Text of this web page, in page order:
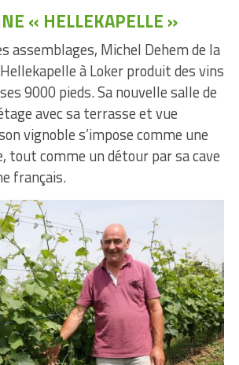
« HELLEKAPELLE »
assemblages, Michel Dehem de la
à Loker produit des vins
9000 pieds. Sa nouvelle salle de
avec sa terrasse et vue
vignoble s’impose comme une
tout comme un détour par sa cave
français.